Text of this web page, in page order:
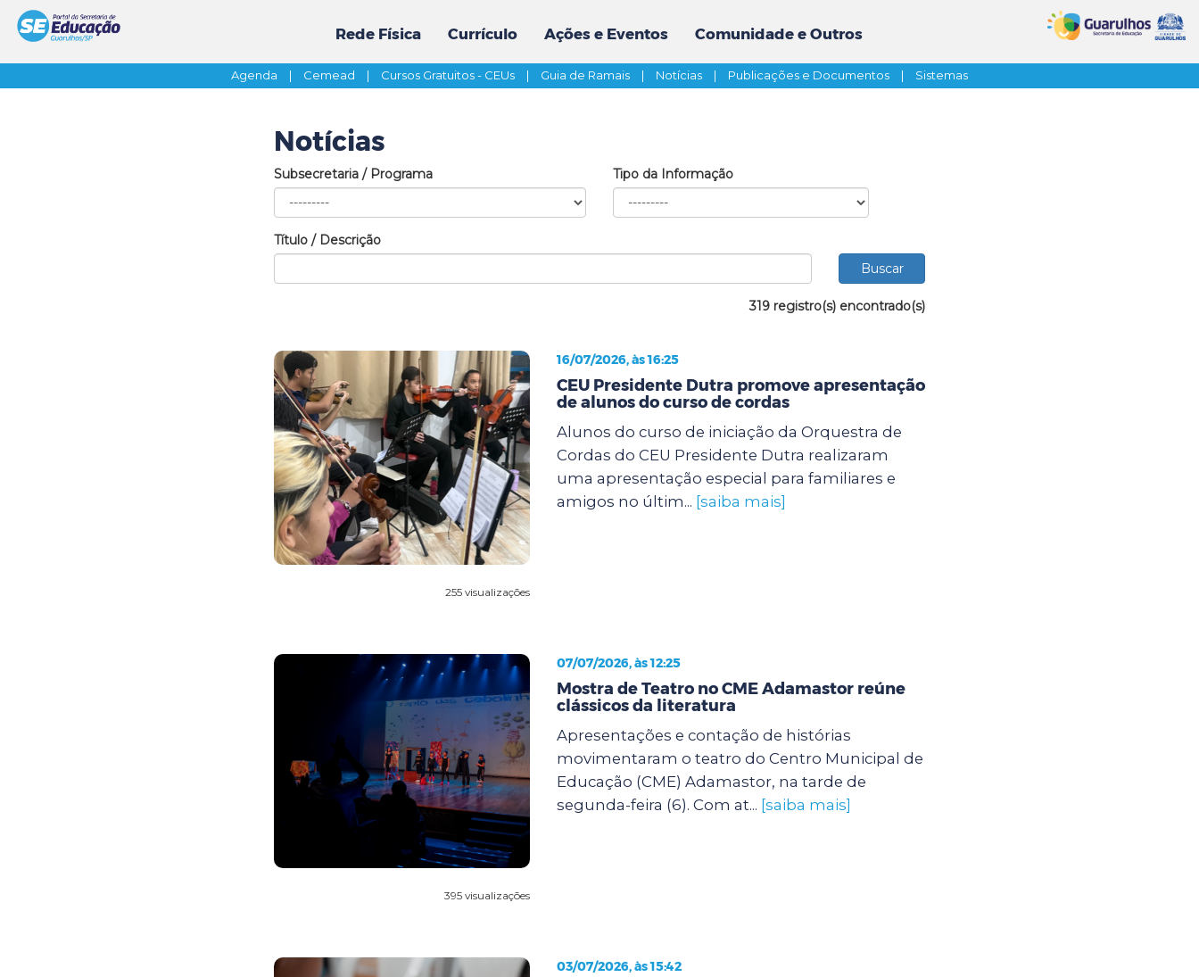
Rede Física Currículo Ações e Eventos Comunidade e Outros
Agenda | Cemead | Cursos Gratuitos - CEUs | Guia de Ramais | Notícias | Publicações e Documentos | Sistemas
Notícias
Subsecretaria / Programa Tipo da Informação
Título / Descrição
319 registro(s) encontrado(s)
255 visualizações
16/07/2026, às 16:25
CEU Presidente Dutra promove apresentação
de alunos do curso de cordas
Alunos do curso de iniciação da Orquestra de
Cordas do CEU Presidente Dutra realizaram
uma apresentação especial para familiares e
amigos no últim... [saiba mais]
395 visualizações
07/07/2026, às 12:25
Mostra de Teatro no CME Adamastor reúne
clássicos da literatura
Apresentações e contação de histórias
movimentaram o teatro do Centro Municipal de
Educação (CME) Adamastor, na tarde de
segunda-feira (6). Com at... [saiba mais]
03/07/2026, às 15:42